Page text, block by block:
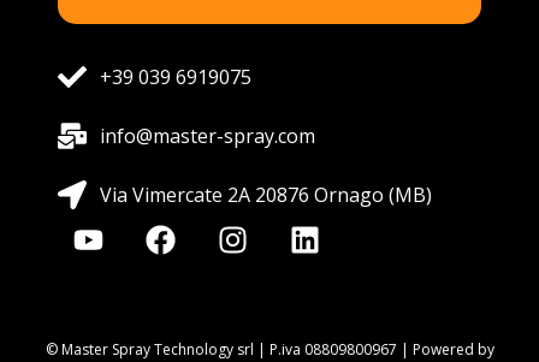
+39 039 6919075
info@master-spray.com
Via Vimercate 2A 20876 Ornago (MB)
© Master Spray Technology srl | P.iva 08809800967 | Powered by